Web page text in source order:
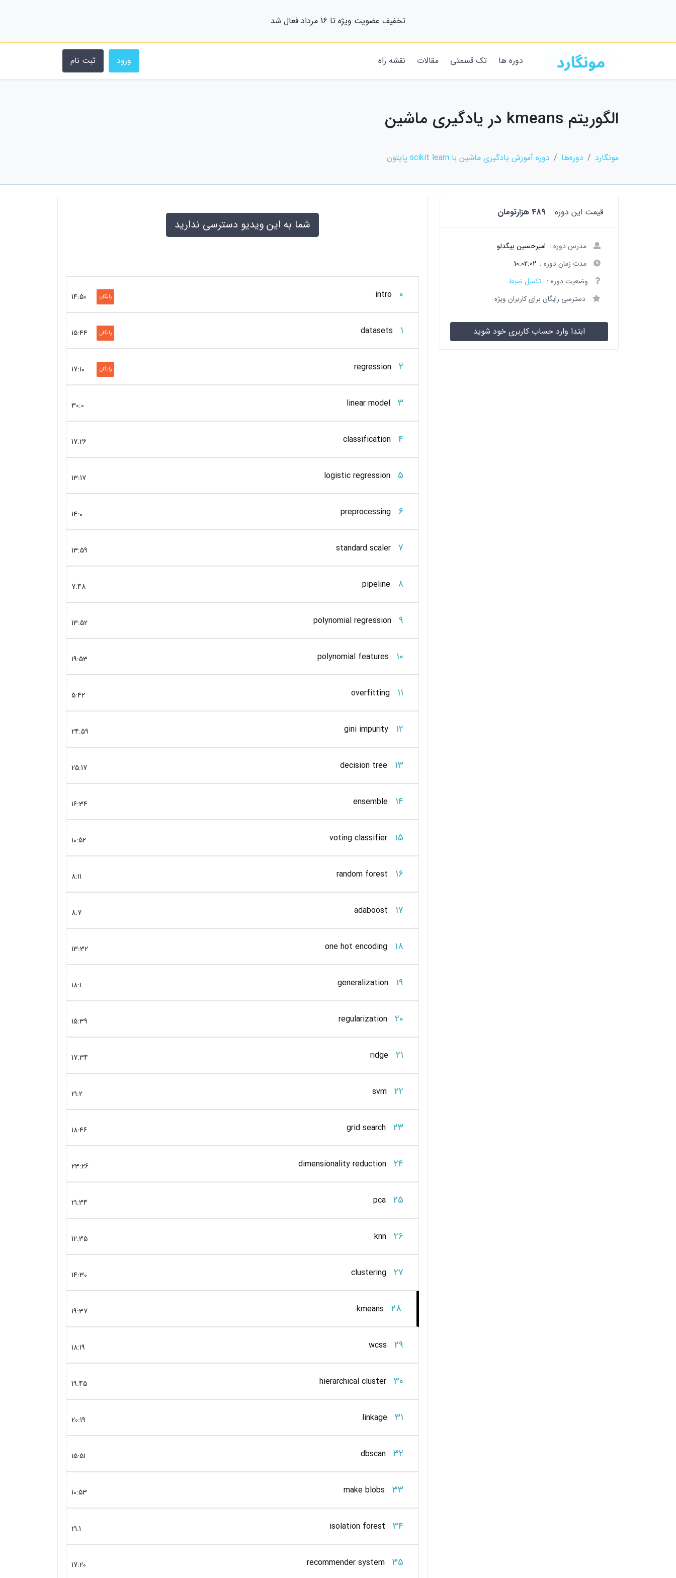
تخفیف عضویت ویژه تا 16 مرداد فعال شد
دوره ها تک قسمتی مقالات نقشه راه ورود ثبت نام
الگوریتم kmeans در یادگیری ماشین
مونگارد دوره‌ها دوره آموزش یادگیری ماشین با scikit learn پایتون
قیمت این دوره: 489 هزارتومان
مدرس دوره : امیرحسین بیگدلو
مدت زمان دوره : 10:02:02
وضعیت دوره : تکمیل ضبط
دسترسی رایگان برای کاربران ویژه
ابتدا وارد حساب کاربری خود شوید
شما به این ویدیو دسترسی ندارید
0
intro
14:50 رایگان
1
datasets
15:44 رایگان
2
regression
17:10 رایگان
3
linear model
30:0
4
classification
17:26
5
logistic regression
13:17
6
preprocessing
14:0
7
standard scaler
13:59
8
pipeline
7:48
9
polynomial regression
13:52
10
polynomial features
19:53
11
overfitting
5:42
12
gini impurity
24:59
13
decision tree
25:17
14
ensemble
16:34
15
voting classifier
10:52
16
random forest
8:11
17
adaboost
8:7
18
one hot encoding
13:32
19
generalization
18:1
20
regularization
15:39
21
ridge
17:34
22
svm
21:2
23
grid search
18:46
24
dimensionality reduction
23:26
25
pca
21:34
26
knn
12:35
27
clustering
14:30
28
kmeans
19:37
29
wcss
18:19
30
hierarchical cluster
19:45
31
linkage
20:19
32
dbscan
15:51
33
make blobs
10:53
34
isolation forest
21:1
35
recommender system
17:20